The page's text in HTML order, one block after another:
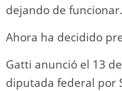
dejando de funcionar.
Ahora ha decidido
Gatti anunció el 13
diputada federal por